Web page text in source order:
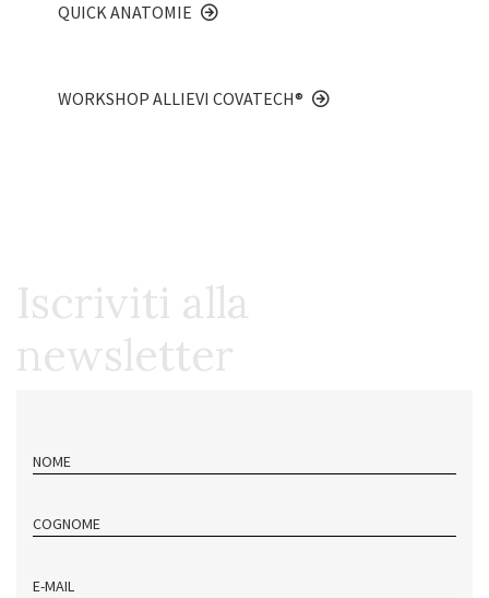
QUICK ANATOMIE
WORKSHOP ALLIEVI COVATECH®
Iscriviti alla
newsletter
NOME
COGNOME
E-MAIL